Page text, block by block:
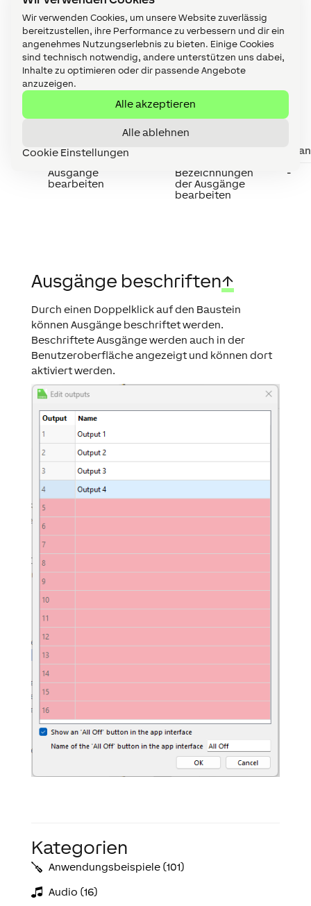
Wir verwenden Cookies, um unsere Website zuverlässig
bereitzustellen, ihre Performance zu verbessern und dir ein
angenehmes Nutzungserlebnis zu bieten. Einige Cookies
sind technisch notwendig, andere unterstützen uns dabei,
Inhalte zu optimieren oder dir passende Angebote
anzuzeigen.
Alle akzeptieren
Alle ablehnen
Cookie Einstellungen
Eigenschaften↑
Kurzbeschreibung
Ausgänge
bearbeiten
Bezeichnungen
der Ausgänge
bearbeiten
-
Ausgänge beschriften↑
Durch einen Doppelklick auf den Baustein
können Ausgänge beschriftet werden.
Beschriftete Ausgänge werden auch in der
Benutzeroberfläche angezeigt und können dort
aktiviert werden.
Kategorien
Anwendungs­­­beispiele (101)
Audio (16)